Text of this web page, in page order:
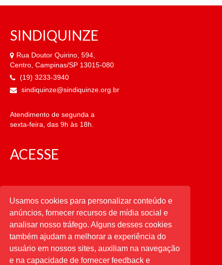
SINDIQUINZE
Rua Doutor Quirino, 594,
Centro, Campinas/SP 13015-080
(19) 3233-3940
sindiquinze@sindiquinze.org.br
Atendimento de segunda a
sexta-feira, das 9h às 18h.
ACESSE
CATEGORIAS
CATEGORIAS
PESQUISAR
Usamos cookies para personalizar conteúdo e
anúncios, fornecer recursos de mídia social e
analisar nosso tráfego. Alguns desses cookies
também ajudam a melhorar a experiência do
usuário em nossos sites, auxiliam na navegação
e na capacidade de fornecer feedback e